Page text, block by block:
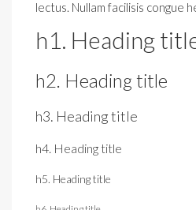
lectus. Nullam facilisis congue
h1. Heading
h2. Heading title
h3. Heading title
h4. Heading title
h5. Heading title